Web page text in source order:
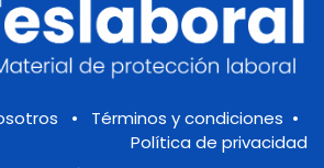
• Términos y condiciones •
Política de privacidad